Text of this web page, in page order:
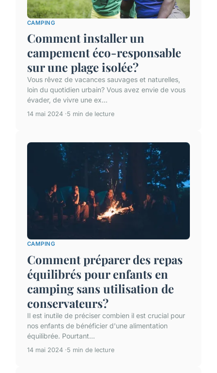
CAMPING
Comment installer un
campement éco-responsable
sur une plage isolée?
Vous rêvez de vacances sauvages et naturelles,
loin du quotidien urbain? Vous avez envie de vous
évader, de vivre une ex...
14 mai 2024 5 min de lecture
CAMPING
Comment préparer des repas
équilibrés pour enfants en
camping sans utilisation de
conservateurs?
Il est inutile de préciser combien il est crucial pour
nos enfants de bénéficier d'une alimentation
équilibrée. Pourtant...
14 mai 2024 5 min de lecture